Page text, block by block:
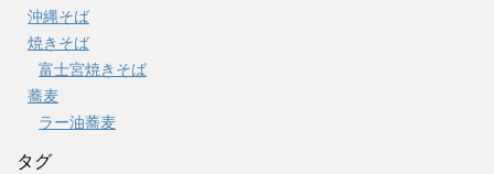
沖縄そば
焼きそば
富士宮焼きそば
蕎麦
ラー油蕎麦
タグ